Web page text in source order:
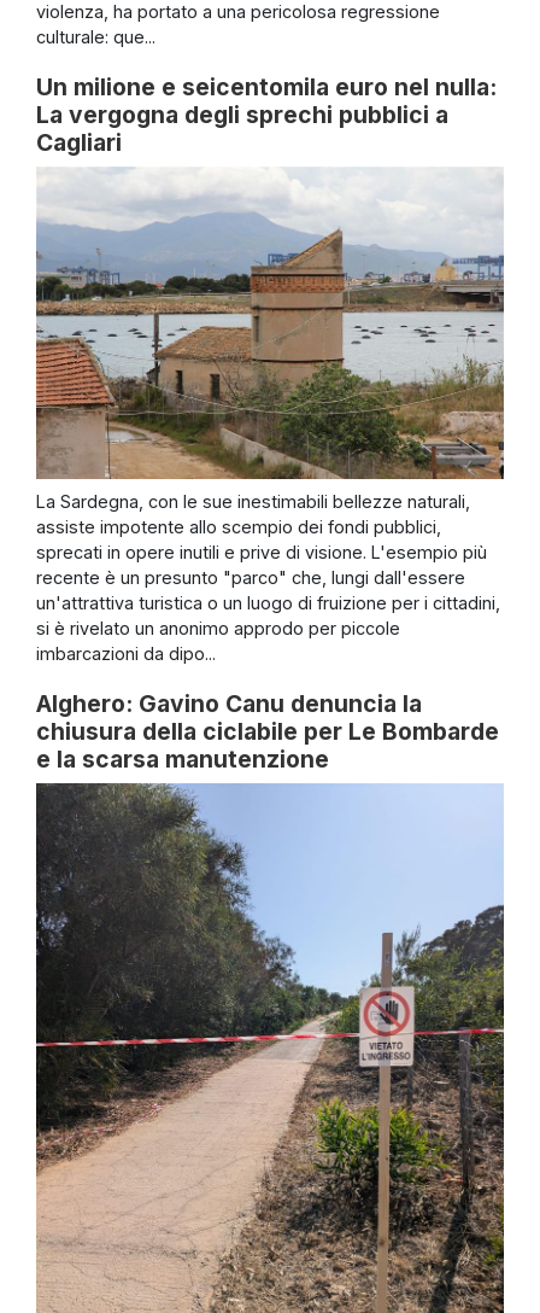
violenza, ha portato a una pericolosa regressione
culturale: que...
Un milione e seicentomila euro nel nulla:
La vergogna degli sprechi pubblici a
Cagliari
La Sardegna, con le sue inestimabili bellezze naturali,
assiste impotente allo scempio dei fondi pubblici,
sprecati in opere inutili e prive di visione. L'esempio più
recente è un presunto "parco" che, lungi dall'essere
un'attrattiva turistica o un luogo di fruizione per i cittadini,
si è rivelato un anonimo approdo per piccole
imbarcazioni da dipo...
Alghero: Gavino Canu denuncia la
chiusura della ciclabile per Le Bombarde
e la scarsa manutenzione